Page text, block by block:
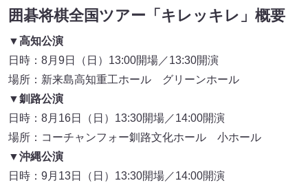
囲碁将棋全国ツアー「キレッキレ」概要
▼高知公演
日時：8月9日（日）13:00開場／13:30開演
場所：新来島高知重工ホール グリーンホール
▼釧路公演
日時：8月16日（日）13:30開場／14:00開演
場所：コーチャンフォー釧路文化ホール 小ホール
▼沖縄公演
日時：9月13日（日）13:30開場／14:00開演